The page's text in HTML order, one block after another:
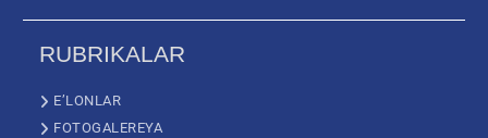
RUBRIKALAR
E’LONLAR
FOTOGALEREYA